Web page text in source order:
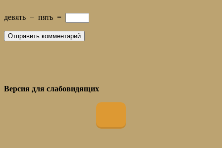
девять − пять =
Версия для слабовидящих